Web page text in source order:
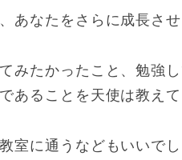
あなたをさらに成長さ
みたかったこと、勉強
あることを天使は教えて
室に通うなどもいいでし